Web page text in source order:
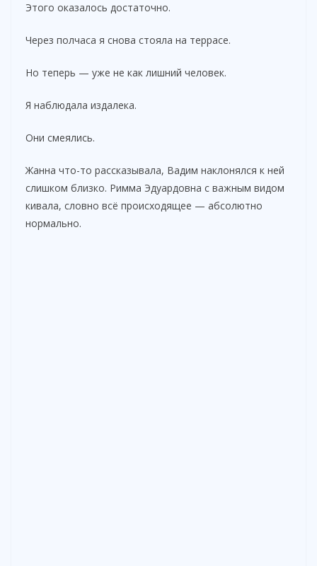
Этого оказалось достаточно.
Через полчаса я снова стояла на террасе.
Но теперь — уже не как лишний человек.
Я наблюдала издалека.
Они смеялись.
Жанна что-то рассказывала, Вадим наклонялся к ней
слишком близко. Римма Эдуардовна с важным видом
кивала, словно всё происходящее — абсолютно
нормально.